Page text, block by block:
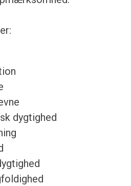
dygtighed